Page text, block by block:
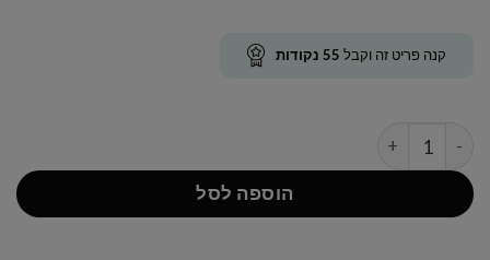
קנה פריט זה וקבל 55 נקודות
כמות של מקלות פלורנטין
הוספה לסל